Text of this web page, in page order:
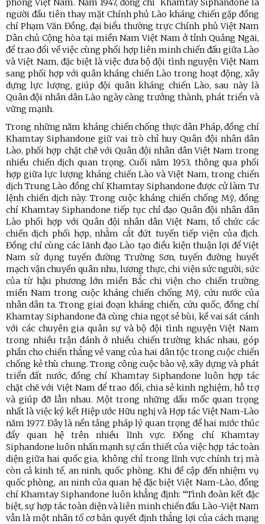
phóng Việt Nam. Năm 1947, đồng chí Khamtay Siphandone là
người đầu tiên thay mặt Chính phủ Lào kháng chiến gặp đồng
chí Phạm Văn Đồng, đại biểu thường trực Chính phủ Việt Nam
Dân chủ Cộng hòa tại miền Nam Việt Nam ở tỉnh Quảng Ngãi,
để trao đổi về việc cùng phối hợp liên minh chiến đấu giữa Lào
và Việt Nam, đặc biệt là việc đưa bộ đội tình nguyện Việt Nam
sang phối hợp với quân kháng chiến Lào trong hoạt động, xây
dựng lực lượng, giúp đội quân kháng chiến Lào, sau này là
Quân đội nhân dân Lào ngày càng trưởng thành, phát triển và
vững mạnh.
Trong những năm kháng chiến chống thực dân Pháp, đồng chí
Khamtay Siphandone giữ vai trò chỉ huy Quân đội nhân dân
Lào, phối hợp chặt chẽ với Quân đội nhân dân Việt Nam trong
nhiều chiến dịch quan trọng. Cuối năm 1953, thông qua phối
hợp giữa lực lượng kháng chiến Lào và Việt Nam, trong chiến
dịch Trung Lào đồng chí Khamtay Siphandone được cử làm Tư
lệnh chiến dịch này. Trong cuộc kháng chiến chống Mỹ, đồng
chí Khamtay Siphandone tiếp tục chỉ đạo Quân đội nhân dân
Lào phối hợp với Quân đội nhân dân Việt Nam, tổ chức các
chiến dịch phối hợp, nhằm cắt đứt tuyến tiếp viện của địch.
Đồng chí cùng các lãnh đạo Lào tạo điều kiện thuận lợi để Việt
Nam sử dụng tuyến đường Trường Sơn, tuyến đường huyết
mạch vận chuyển quân nhu, lương thực, chi viện sức người, sức
của từ hậu phương lớn miền Bắc chi viện cho chiến trường
miền Nam trong cuộc kháng chiến chống Mỹ, cứu nước của
nhân dân ta. Trong giai đoạn kháng chiến, cứu quốc, đồng chí
Khamtay Siphandone đã cùng chia ngọt sẻ bùi, kề vai sát cánh
với các chuyên gia quân sự và bộ đội tình nguyện Việt Nam
trong nhiều trận đánh ở nhiều chiến trường khác nhau, góp
phần cho chiến thắng vẻ vang của hai dân tộc trong cuộc chiến
chống kẻ thù chung. Trong công cuộc bảo vệ, xây dựng và phát
triển đất nước, đồng chí Khamtay Siphandone luôn hợp tác
chặt chẽ với Việt Nam để trao đổi, chia sẻ kinh nghiệm, hỗ trợ
và giúp đỡ lẫn nhau. Một trong những dấu mốc quan trọng
nhất là việc ký kết Hiệp ước Hữu nghị và Hợp tác Việt Nam-Lào
năm 1977. Đây là nền tảng pháp lý quan trọng để hai nước thúc
đẩy quan hệ trên nhiều lĩnh vực. Đồng chí Khamtay
Siphandone luôn nhấn mạnh sự cần thiết của việc hợp tác toàn
diện giữa hai quốc gia, không chỉ trong lĩnh vực chính trị mà
còn cả kinh tế, an ninh, quốc phòng. Khi đề cập đến nhiệm vụ
quốc phòng, an ninh của quan hệ đặc biệt Việt Nam-Lào, đồng
chí Khamtay Siphandone luôn khẳng định: “Tình đoàn kết đặc
biệt, sự hợp tác toàn diện và liên minh chiến đấu Lào-Việt Nam
vẫn là một nhân tố cơ bản quyết định thắng lợi của cách mạng